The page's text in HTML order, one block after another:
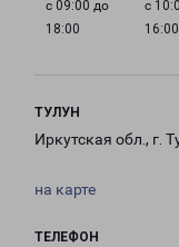
с 09:00 до
18:00
с
16:00
ТУЛУН
Иркутская обл., г.
на карте
ТЕЛЕФОН